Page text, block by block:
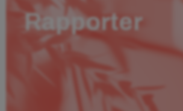
Rapporter